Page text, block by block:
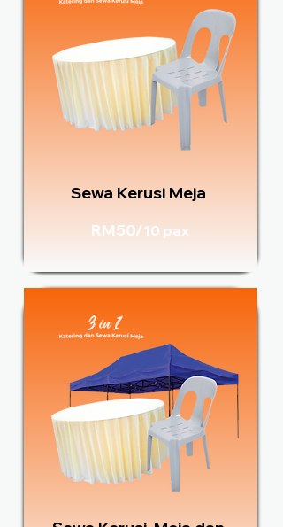
Sewa Kerusi Meja
RM50/10 pax